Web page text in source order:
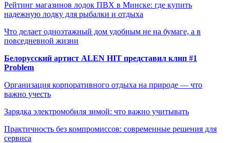
Рейтинг магазинов лодок ПВХ в Минске: где купить
надежную лодку для рыбалки и отдыха
Что делает одноэтажный дом удобным не на бумаге, а в
повседневной жизни
Белорусский артист ALEN HIT представил клип #1
Problem
Организация корпоративного отдыха на природе — что
важно учесть
Зарядка электромобиля зимой: что важно учитывать
Практичность без компромиссов: современные решения для
сервиса